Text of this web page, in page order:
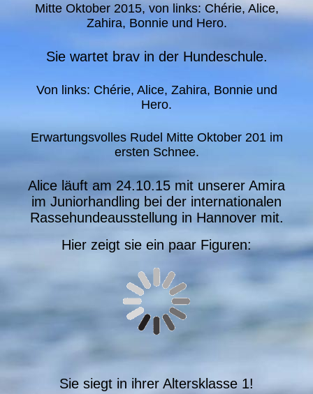
Mitte Oktober 2015, von links: Chérie, Alice,
Zahira, Bonnie und Hero.
Sie wartet brav in der Hundeschule.
Von links: Chérie, Alice, Zahira, Bonnie und
Hero.
Erwartungsvolles Rudel Mitte Oktober 201 im
ersten Schnee.
Alice läuft am 24.10.15 mit unserer Amira
im Juniorhandling bei der internationalen
Rassehundeausstellung in Hannover mit.
Hier zeigt sie ein paar Figuren:
Sie siegt in ihrer Altersklasse 1!